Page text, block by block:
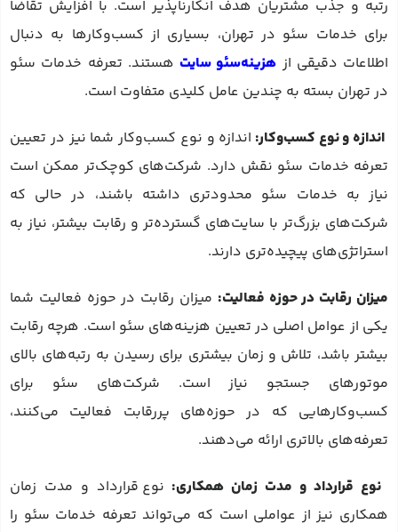
رتبه و جذب مشتریان هدف انکارناپذیر است. با افزایش تقاضا
برای خدمات سئو در تهران، بسیاری از کسب‌وکارها به دنبال
اطلاعات دقیقی از هزینه‌سئو سایت هستند. تعرفه خدمات سئو
در تهران بسته به چندین عامل کلیدی متفاوت است.
اندازه و نوع کسب‌وکار: اندازه و نوع کسب‌وکار شما نیز در تعیین
تعرفه خدمات سئو نقش دارد. شرکت‌های کوچک‌تر ممکن است
نیاز به خدمات سئو محدودتری داشته باشند، در حالی که
شرکت‌های بزرگ‌تر با سایت‌های گسترده‌تر و رقابت بیشتر، نیاز به
استراتژی‌های پیچیده‌تری دارند.
میزان رقابت در حوزه فعالیت: میزان رقابت در حوزه فعالیت شما
یکی از عوامل اصلی در تعیین هزینه‌های سئو است. هرچه رقابت
بیشتر باشد، تلاش و زمان بیشتری برای رسیدن به رتبه‌های بالای
موتورهای جستجو نیاز است. شرکت‌های سئو برای
کسب‌وکارهایی که در حوزه‌های پررقابت فعالیت می‌کنند،
تعرفه‌های بالاتری ارائه می‌دهند.
نوع قرارداد و مدت زمان همکاری: نوع قرارداد و مدت زمان
همکاری نیز از عواملی است که می‌تواند تعرفه خدمات سئو را